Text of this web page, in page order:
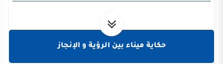
حكاية ميناء بين الرؤية و الإنجاز